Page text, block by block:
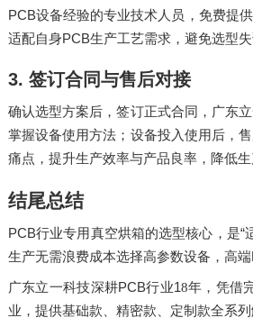
PCB设备经验的专业技术人员，免费提
适配自身PCB生产工艺需求，避免选型失
3. 签订合同与售后对接
确认选型方案后，签订正式合同，广东
掌握设备使用方法；设备投入使用后，
痛点，提升生产效率与产品良率，降低生
结尾总结
PCB行业专用真空烘箱的选型核心，是“
生产无需浪费成本选择高参数设备，高端
广东立一科技深耕PCB行业18年，凭借
业，提供基础款、精密款、定制款全系